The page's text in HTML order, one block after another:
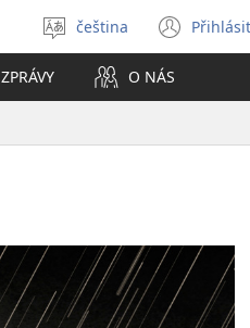
Vybrat
jazyk
čeština
nové
ZPRÁVY O NÁS